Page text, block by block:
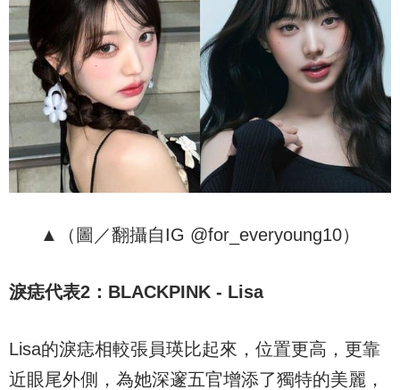
▲（圖／翻攝自IG @for_everyoung10）
淚痣代表2 ： BLACKPINK - Lisa
Lisa的淚痣相較張員瑛比起來，位置更高，更靠
近眼尾外側，為她深邃五官增添了獨特的美麗，